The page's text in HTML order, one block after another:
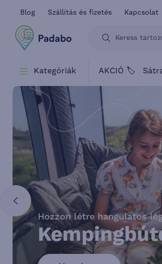
Blog Szállítás és fizetés Kapcsolat
Kategóriák AKCIÓ 🏷️
Hozzon létre hangulatos